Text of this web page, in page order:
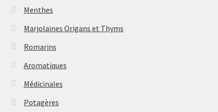
Menthes
Marjolaines Origans et Thyms
Romarins
Aromatiques
Médicinales
Potagères